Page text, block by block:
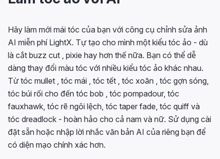
Hãy làm mới mái tóc của bạn với công cụ chỉnh sửa ảnh
AI miễn phí LightX. Tự tạo cho mình một kiểu tóc ảo - dù
là cắt buzz cut , pixie hay hơn thế nữa. Bạn có thể dễ
dàng thay đổi màu tóc với nhiều kiểu tóc ảo khác nhau.
Từ tóc mullet , tóc mái , tóc tết , tóc xoăn , tóc gợn sóng,
tóc búi rối cho đến tóc bob , tóc pompadour, tóc
fauxhawk, tóc rẽ ngôi lệch, tóc taper fade, tóc quiff và
tóc dreadlock - hoàn hảo cho cả nam và nữ. Sử dụng cài
đặt sẵn hoặc nhập lời nhắc văn bản AI của riêng bạn để
có diện mạo chính xác hơn.